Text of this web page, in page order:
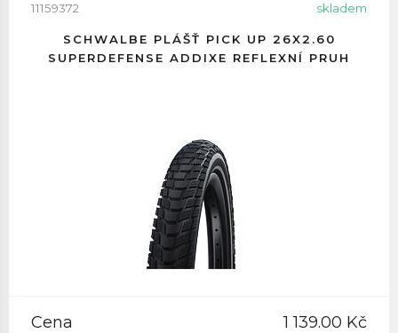
11159372 skladem
SCHWALBE PLÁŠŤ PICK UP 26X2.60
SUPERDEFENSE ADDIXE REFLEXNÍ PRUH
Cena 1 139.00 Kč